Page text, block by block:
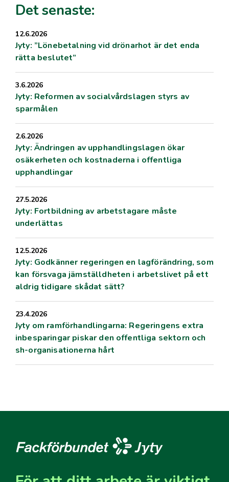
Det senaste:
12.6.2026
Jyty: ”Lönebetalning vid drönarhot är det enda
rätta beslutet”
3.6.2026
Jyty: Reformen av socialvårdslagen styrs av
sparmålen
2.6.2026
Jyty: Ändringen av upphandlingslagen ökar
osäkerheten och kostnaderna i offentliga
upphandlingar
27.5.2026
Jyty: Fortbildning av arbetstagare måste
underlättas
12.5.2026
Jyty: Godkänner regeringen en lagförändring, som
kan försvaga jämställdheten i arbetslivet på ett
aldrig tidigare skådat sätt?
23.4.2026
Jyty om ramförhandlingarna: Regeringens extra
inbesparingar piskar den offentliga sektorn och
sh-organisationerna hårt